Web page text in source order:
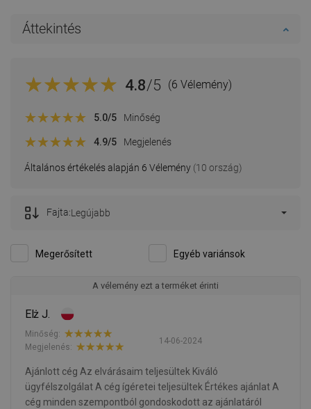
Áttekintés
4.8/5 (6 Vélemény)
Általános értékelés alapján 6 Vélemény (10 ország)
5.0/5 Minőség
4.9/5 Megjelenés
Megerősített Egyéb variánsok
Fajta:Legújabb
A vélemény ezt a terméket érinti
Elż J.
14-06-2024
Minőség:
Megjelenés:
Ajánlott cég Az elvárásaim teljesültek Kiváló
ügyfélszolgálat A cég ígéretei teljesültek Értékes ajánlat A
cég minden szempontból gondoskodott az ajánlatáról